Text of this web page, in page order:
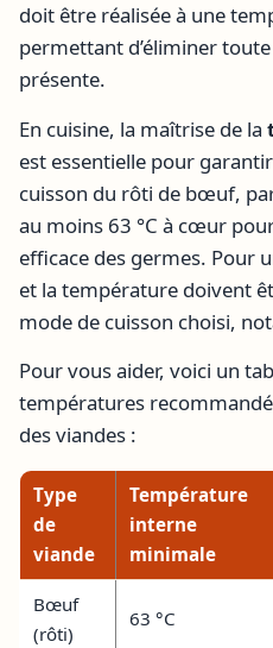
doit être réalisée à une
permettant d’éliminer
présente.
En cuisine, la maîtrise de la
est essentielle pour
cuisson du rôti de bœuf,
au moins 63 °C à cœur
efficace des germes. Pour
et la température doivent
mode de cuisson choisi,
Pour vous aider, voici un
températures
des viandes :
Type
de
viande
Température
interne
minimale
Bœuf
(rôti)
63 °C